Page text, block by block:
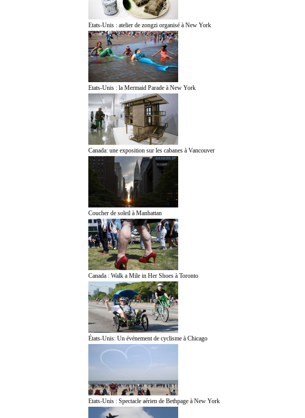
Etats-Unis : atelier de zongzi organisé à New York
Etats-Unis : la Mermaid Parade à New York
Canada: une exposition sur les cabanes à Vancouver
Coucher de soleil à Manhattan
Canada : Walk a Mile in Her Shoes à Toronto
États-Unis: Un événement de cyclisme à Chicago
Etats-Unis : Spectacle aérien de Bethpage à New York